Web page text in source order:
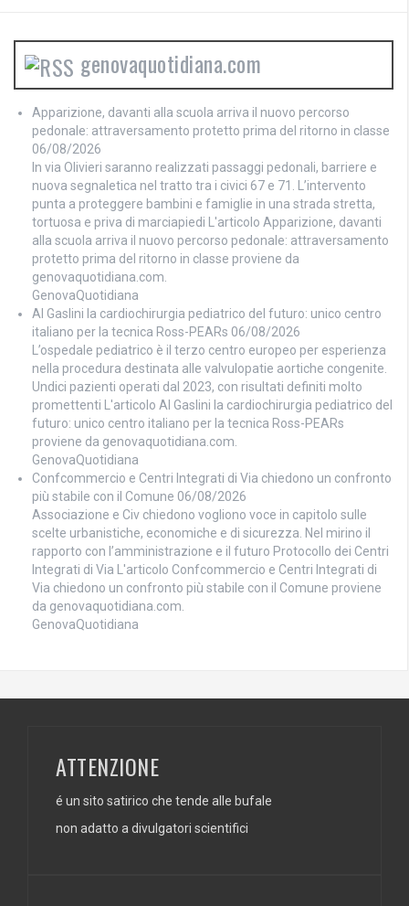
genovaquotidiana.com
Apparizione, davanti alla scuola arriva il nuovo percorso
pedonale: attraversamento protetto prima del ritorno in classe
06/08/2026
In via Olivieri saranno realizzati passaggi pedonali, barriere e
nuova segnaletica nel tratto tra i civici 67 e 71. L’intervento
punta a proteggere bambini e famiglie in una strada stretta,
tortuosa e priva di marciapiedi L'articolo Apparizione, davanti
alla scuola arriva il nuovo percorso pedonale: attraversamento
protetto prima del ritorno in classe proviene da
genovaquotidiana.com.
GenovaQuotidiana
Al Gaslini la cardiochirurgia pediatrico del futuro: unico centro
italiano per la tecnica Ross-PEARs 06/08/2026
L’ospedale pediatrico è il terzo centro europeo per esperienza
nella procedura destinata alle valvulopatie aortiche congenite.
Undici pazienti operati dal 2023, con risultati definiti molto
promettenti L'articolo Al Gaslini la cardiochirurgia pediatrico del
futuro: unico centro italiano per la tecnica Ross-PEARs
proviene da genovaquotidiana.com.
GenovaQuotidiana
Confcommercio e Centri Integrati di Via chiedono un confronto
più stabile con il Comune 06/08/2026
Associazione e Civ chiedono vogliono voce in capitolo sulle
scelte urbanistiche, economiche e di sicurezza. Nel mirino il
rapporto con l’amministrazione e il futuro Protocollo dei Centri
Integrati di Via L'articolo Confcommercio e Centri Integrati di
Via chiedono un confronto più stabile con il Comune proviene
da genovaquotidiana.com.
GenovaQuotidiana
ATTENZIONE
é un sito satirico che tende alle bufale
non adatto a divulgatori scientifici